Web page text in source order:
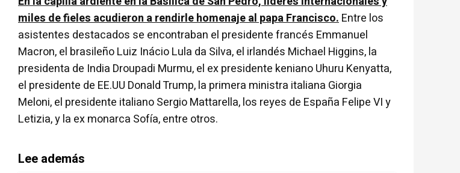
miles de fieles acudieron a rendirle homenaje al papa Francisco.Entre los
asistentes destacados se encontraban el presidente francés Emmanuel
Macron, el brasileño Luiz Inácio Lula da Silva, el irlandés Michael Higgins, la
presidenta de India Droupadi Murmu, el ex presidente keniano Uhuru Kenyatta,
el presidente de EE.UU Donald Trump, la primera ministra italiana Giorgia
Meloni, el presidente italiano Sergio Mattarella, los reyes de España Felipe VI y
Letizia, y la ex monarca Sofía, entre otros.
Lee además